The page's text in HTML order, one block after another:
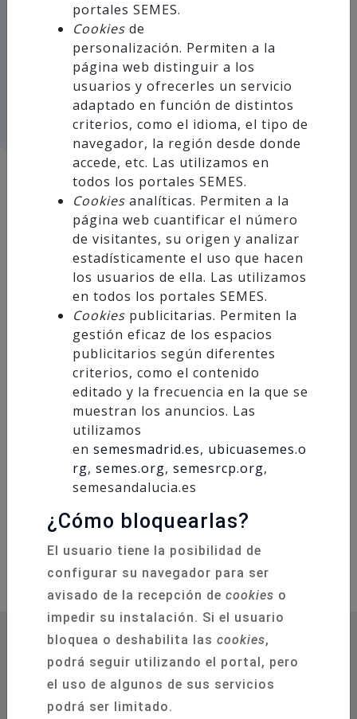
¡Plazas limitadas!
Periodo de inscripción hasta el día
20 de febrero de 2026.
ABIERTO PLAZO DE INSCRIPCIÓN A CURSO
INSTRUCTORES SOPORTE VITAL BASICO (BIC)
Dirigido a personal médico, enfermería y
Periodo de inscripción hasta el día 20 de febrero
¡Plazas limitadas!
INFORMACIÓN DE INSCRIPCIÓN
portales SEMES.
Cookies de
personalización. Permiten a la
página web distinguir a los
usuarios y ofrecerles un servicio
adaptado en función de distintos
criterios, como el idioma, el tipo de
navegador, la región desde donde
accede, etc. Las utilizamos en
todos los portales SEMES.
Cookies analíticas. Permiten a la
página web cuantificar el número
de visitantes, su origen y analizar
estadísticamente el uso que hacen
los usuarios de ella. Las utilizamos
en todos los portales SEMES.
Cookies publicitarias. Permiten la
gestión eficaz de los espacios
publicitarios según diferentes
criterios, como el contenido
editado y la frecuencia en la que se
muestran los anuncios. Las
utilizamos
en semesmadrid.es, ubicuasemes.o
rg, semes.org, semesrcp.org,
semesandalucia.es
¿Cómo bloquearlas?
El usuario tiene la posibilidad de
configurar su navegador para ser
avisado de la recepción de cookies o
impedir su instalación. Si el usuario
bloquea o deshabilita las cookies,
podrá seguir utilizando el portal, pero
el uso de algunos de sus servicios
podrá ser limitado.